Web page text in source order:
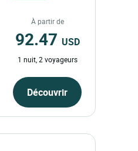
À partir de
92.47 USD
1 nuit, 2 voyageurs
Découvrir